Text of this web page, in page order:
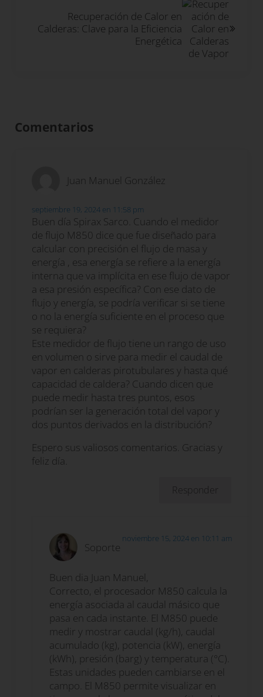
Recuperación de Calor en
Calderas: Clave para la Eficiencia
Energética
Comentarios
Juan Manuel González
septiembre 19, 2024 en 11:58 pm
Buen día Spirax Sarco. Cuando el medidor
de flujo M850 dice que fue diseñado para
calcular con precisión el flujo de masa y
energía , esa energía se refiere a la energía
interna que va implícita en ese flujo de vapor
a esa presión específica? Con ese dato de
flujo y energía, se podría verificar si se tiene
o no la energía suficiente en el proceso que
se requiera?
Este medidor de flujo tiene un rango de uso
en volumen o sirve para medir el caudal de
vapor en calderas pirotubulares y hasta qué
capacidad de caldera? Cuando dicen que
puede medir hasta tres puntos, esos
podrían ser la generación total del vapor y
dos puntos derivados en la distribución?
Espero sus valiosos comentarios. Gracias y
feliz día.
Responder
Soporte
noviembre 15, 2024 en 10:11 am
Buen dia Juan Manuel,
Correcto, el procesador M850 calcula la
energía asociada al caudal másico que
pasa en cada instante. El M850 puede
medir y mostrar caudal (kg/h), caudal
acumulado (kg), potencia (kW), energía
(kWh), presión (barg) y temperatura (°C).
Estas unidades pueden cambiarse en el
campo. El M850 permite visualizar en